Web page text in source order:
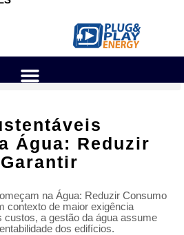
Água: Reduzir
na Água: Reduzir Consumo
contexto de maior exigência
custos, a gestão da água assume
dos edifícios.